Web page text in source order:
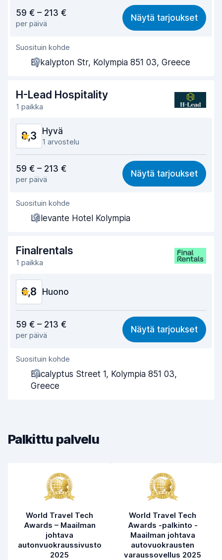
8,5
Löytämisen helppous 7,7
Toimihenkilön avuliaisuus
Noutonopeus
Palautusnopeus 8,5
Auton siisteys
Auton kunto
59 € – 213 €
per päivä
Näytä tarjoukset
Suosituin kohde
Eykalypton Str, Kolympia 851 03, Greece
H-Lead Hospitality
1 paikka
8,3 Hyvä
1 arvostelu
8,5
Löytämisen helppous 8,2
Toimihenkilön avuliaisuus
Noutonopeus
Palautusnopeus 8,2
Auton siisteys
Auton kunto
59 € – 213 €
per päivä
Näytä tarjoukset
Suosituin kohde
Lelevante Hotel Kolympia
Finalrentals
1 paikka
6,8 Huono
5,9
Löytämisen helppous 8,2
Toimihenkilön avuliaisuus
Noutonopeus
Auton kunto
59 € – 213 €
per päivä
Näytä tarjoukset
Suosituin kohde
Eucalyptus Street 1, Kolympia 851 03,
Greece
Palkittu palvelu
World Travel Tech
Awards – Maailman
johtava
autonvuokraussivusto
2025
World Travel Tech
Awards -palkinto -
Maailman johtava
autovuokrausten
varaussovellus 2025